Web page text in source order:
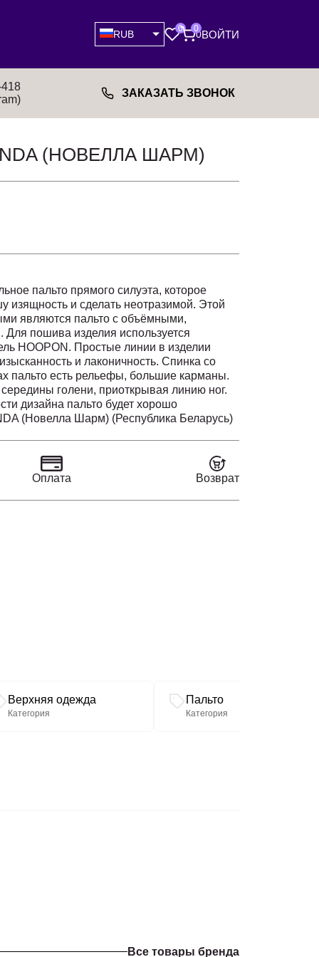
RUB
0 0
0ВОЙТИ
ЗАКАЗАТЬ ЗВОНОК
(НОВЕЛЛА ШАРМ)
пальто прямого силуэта, которое
изящность и сделать неотразимой. Этой
являются пальто с объёмными,
пошива изделия используется
HOОPON. Простые линии в изделии
и лаконичность. Спинка со
пальто есть рельефы, большие карманы.
голени, приоткрывая линию ног.
дизайна пальто будет хорошо
на каблуке. Застёжка пальто на
пришивные магниты. Рукав
Пальто на подкладке. Подходит для
(Новелла Шарм) (Республика Беларусь)
Оплата Возврат
Верхняя одежда
Категория
Пальто
Категория
Все товары бренда